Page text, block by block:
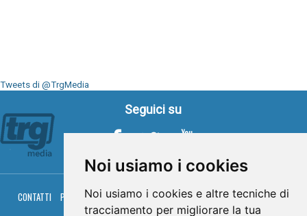
Noi usiamo i cookies
Noi usiamo i cookies e altre tecniche di
tracciamento per migliorare la tua
Tweets di @TrgMedia
Seguici su
CONTATTI PRIVACY COOKIES PALINSESTO DIRETTA TV
DIRETTA RADIO
RGM HITRADIO